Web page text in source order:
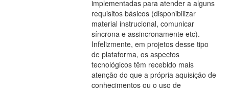
implementadas para atender a alguns
requisitos básicos (disponibilizar
material instrucional, comunicar
síncrona e assincronamente etc).
Infelizmente, em projetos desse tipo
de plataforma, os aspectos
tecnológicos têm recebido mais
atenção do que a própria aquisição de
conhecimentos ou o uso de